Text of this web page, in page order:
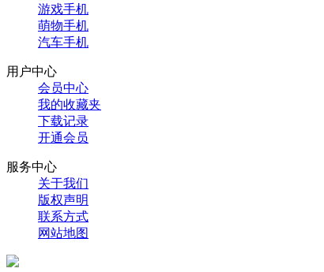
游戏手机
萌物手机
汽车手机
用户中心
会员中心
我的收藏夹
下载记录
开通会员
服务中心
关于我们
版权声明
联系方式
网站地图